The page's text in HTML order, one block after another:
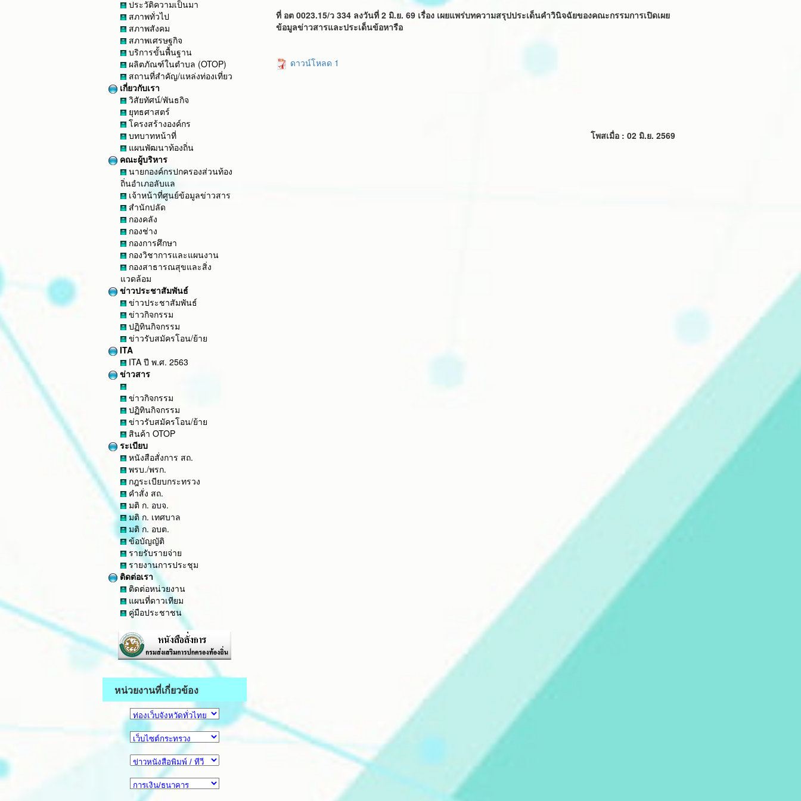
ประวัติความเป็นมา
สภาพทั่วไป
สภาพสังคม
สภาพเศรษฐกิจ
บริการขั้นพื้นฐาน
ผลิตภัณฑ์ในตำบล (OTOP)
สถานที่สำคัญ/แหล่งท่องเที่ยว
เกี่ยวกับเรา
วิสัยทัศน์/พันธกิจ
ยุทธศาสตร์
โครงสร้างองค์กร
บทบาทหน้าที่
แผนพัฒนาท้องถิ่น
คณะผู้บริหาร
นายกองค์กรปกครองส่วนท้อง
ถิ่นอำเภอลับแล
เจ้าหน้าที่ศูนย์ข้อมูลข่าวสาร
สำนักปลัด
กองคลัง
กองช่าง
กองการศึกษา
กองวิชาการและแผนงาน
กองสาธารณสุขและสิ่ง
แวดล้อม
ข่าวประชาสัมพันธ์
ข่าวประชาสัมพันธ์
ข่าวกิจกรรม
ปฏิทินกิจกรรม
ข่าวรับสมัครโอน/ย้าย
ITA
ITA ปี พ.ศ. 2563
ข่าวสาร
ข่าวกิจกรรม
ปฏิทินกิจกรรม
ข่าวรับสมัครโอน/ย้าย
สินค้า OTOP
ระเบียบ
หนังสือสั่งการ สถ.
พรบ./พรก.
กฎระเบียบกระทรวง
คำสั่ง สถ.
มติ ก. อบจ.
มติ ก. เทศบาล
มติ ก. อบต.
ข้อบัญญัติ
รายรับรายจ่าย
รายงานการประชุม
ติดต่อเรา
ติดต่อหน่วยงาน
แผนที่ดาวเทียม
คู่มือประชาชน
หน่วยงานที่เกี่ยวข้อง
ที่ อต 0023.15/ว 334 ลงวันที่ 2 มิ.ย. 69 เรื่อง เผยแพร่บทความสรุปประเด็นคำวินิจฉัยของคณะกรรมการเปิดเผย
ข้อมูลข่าวสารและประเด็นข้อหารือ
ดาวน์โหลด 1
โพสเมื่อ : 02 มิ.ย. 2569